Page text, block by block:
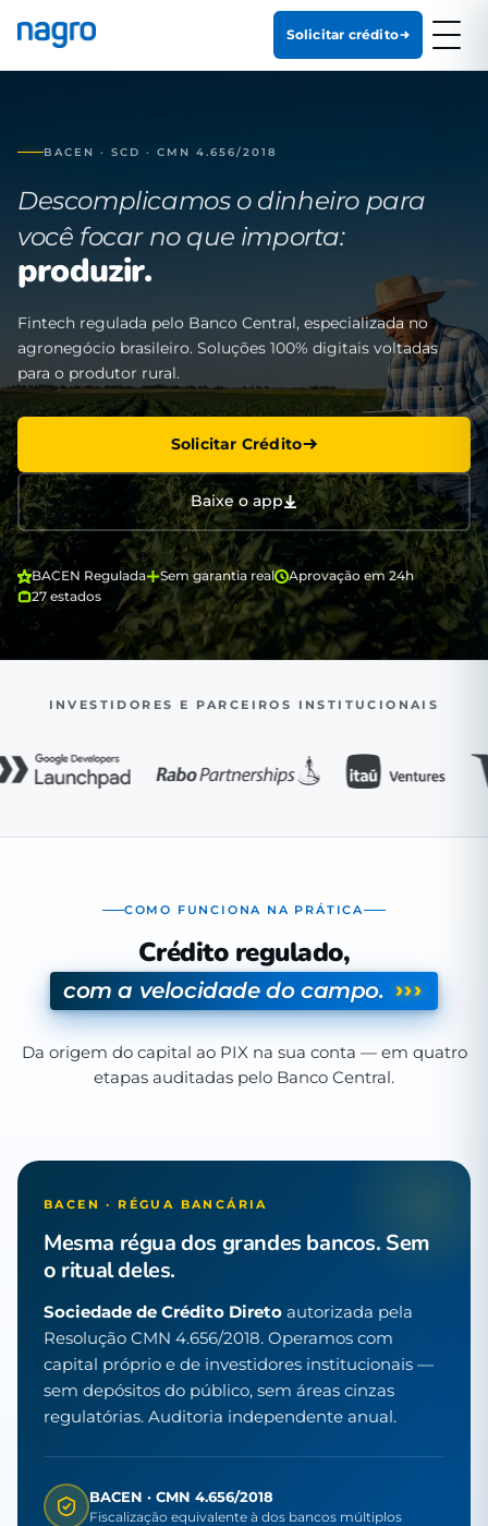
Solicitar crédito
BACEN · SCD · CMN 4.656/2018
Descomplicamos o dinheiro para
você focar no que importa:
produzir.
Fintech regulada pelo Banco Central, especializada no
agronegócio brasileiro. Soluções 100% digitais voltadas
para o produtor rural.
Solicitar Crédito
Baixe o app
BACEN Regulada Sem garantia real
Aprovação em 24h
27 estados
INVESTIDORES E PARCEIROS INSTITUCIONAIS
COMO FUNCIONA NA PRÁTICA
Crédito regulado,
com a velocidade do campo. ›››
Da origem do capital ao PIX na sua conta — em quatro
etapas auditadas pelo Banco Central.
BACEN · RÉGUA BANCÁRIA
Mesma régua dos grandes bancos. Sem
o ritual deles.
Sociedade de Crédito Direto autorizada pela
Resolução CMN 4.656/2018. Operamos com
capital próprio e de investidores institucionais —
sem depósitos do público, sem áreas cinzas
regulatórias. Auditoria independente anual.
BACEN · CMN 4.656/2018
Fiscalização equivalente à dos bancos múltiplos